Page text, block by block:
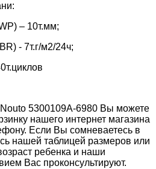
– 10т.мм;
- 7т.г/м2/24ч;
5300109A-6980 Вы можете
нашего интернет магазина
Если Вы сомневаетесь в
нашей таблицей размеров или
ребенка и наши
Вас проконсультируют.